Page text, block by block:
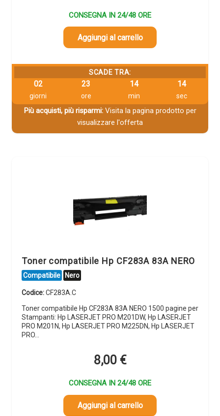
CONSEGNA IN 24/48 ORE
Aggiungi al carrello
SCADE TRA:
02
giorni
23
ore
14
min
14
sec
Più acquisti, più risparmi:Visita la pagina prodotto per
visualizzare l'offerta
Toner compatibile Hp CF283A 83A NERO
Compatibile Nero
Codice:CF283A.C
Toner compatibile Hp CF283A 83A NERO 1500 pagine per
Stampanti: Hp LASERJET PRO M201DW, Hp LASERJET
PRO M201N, Hp LASERJET PRO M225DN, Hp LASERJET
PRO…
8,00 €
CONSEGNA IN 24/48 ORE
Aggiungi al carrello